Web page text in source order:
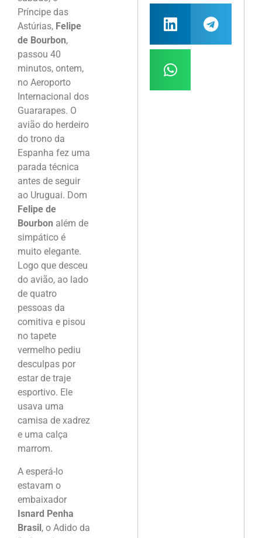
Príncipe das
Astúrias, Felipe
de Bourbon,
passou 40
minutos, ontem,
no Aeroporto
Internacional dos
Guararapes. O
avião do herdeiro
do trono da
Espanha fez uma
parada técnica
antes de seguir
ao Uruguai. Dom
Felipe de
Bourbon além de
simpático é
muito elegante.
Logo que desceu
do avião, ao lado
de quatro
pessoas da
comitiva e pisou
no tapete
vermelho pediu
desculpas por
estar de traje
esportivo. Ele
usava uma
camisa de xadrez
e uma calça
marrom.
A esperá-lo
estavam o
embaixador
Isnard Penha
Brasil, o Adido da